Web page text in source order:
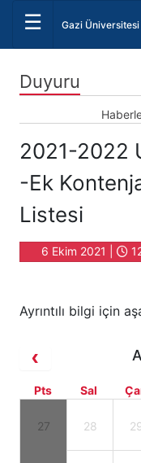
☰ Gazi Üniversitesi
Duyuru
2021-2022
-Ek
Listesi
6 Ekim 2021 |
Ayrıntılı bilgi için
Pts Sal
27 28